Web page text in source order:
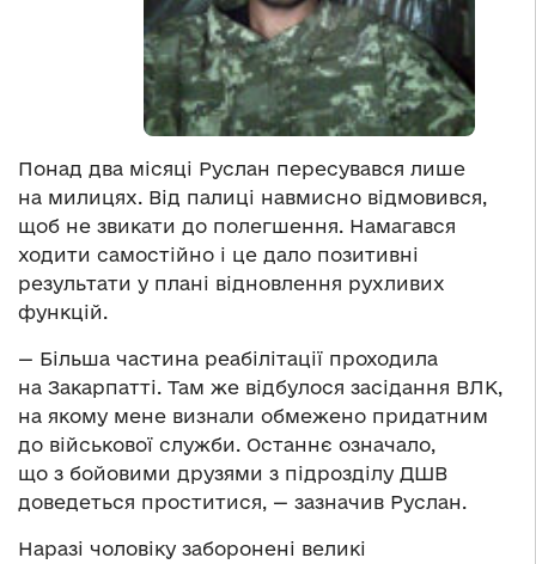
Понад два місяці Руслан пересувався лише
на милицях. Від палиці навмисно відмовився,
щоб не звикати до полегшення. Намагався
ходити самостійно і це дало позитивні
результати у плані відновлення рухливих
функцій.
— Більша частина реабілітації проходила
на Закарпатті. Там же відбулося засідання ВЛК,
на якому мене визнали обмежено придатним
до військової служби. Останнє означало,
що з бойовими друзями з підрозділу ДШВ
доведеться проститися, — зазначив Руслан.
Наразі чоловіку заборонені великі